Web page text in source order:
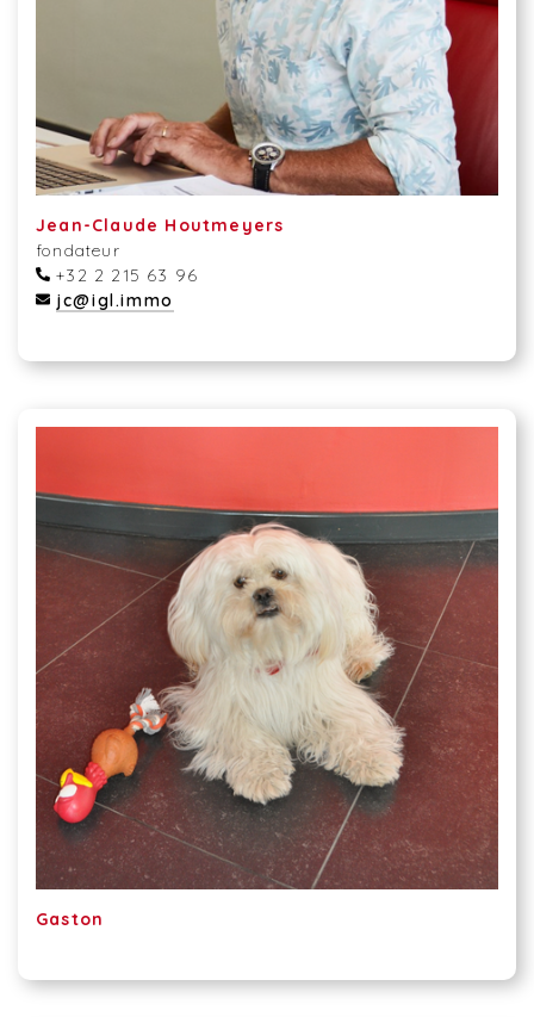
Jean-Claude Houtmeyers
fondateur
+32 2 215 63 96
jc@igl.immo
Gaston